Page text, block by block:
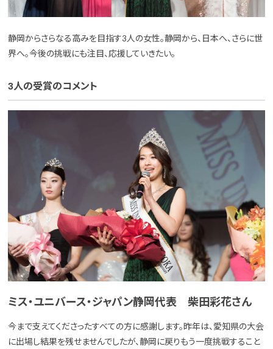
静岡からさらなる高みを目指す3人の女性。静岡から、日本へ、さらに世
界へ。今後の挑戦にも注目、応援していきたい。
3人の受賞のコメント
ミス・ユニバース・ジャパン静岡代表 柴田彩花さん
今まで支えてくださったすべての方に感謝します。昨年は、愛知県の大会
に出場し結果を残せませんでしたが、静岡に戻りもう一度挑戦すること